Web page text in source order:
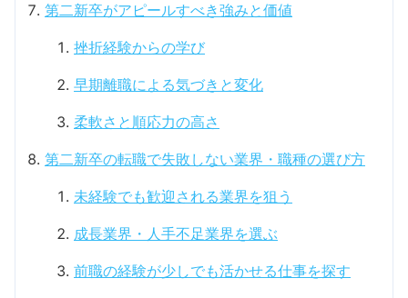
第二新卒がアピールすべき強みと価値
挫折経験からの学び
早期離職による気づきと変化
柔軟さと順応力の高さ
第二新卒の転職で失敗しない業界・職種の選び方
未経験でも歓迎される業界を狙う
成長業界・人手不足業界を選ぶ
前職の経験が少しでも活かせる仕事を探す